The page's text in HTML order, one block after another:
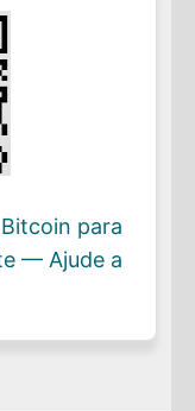
para
— Ajude a